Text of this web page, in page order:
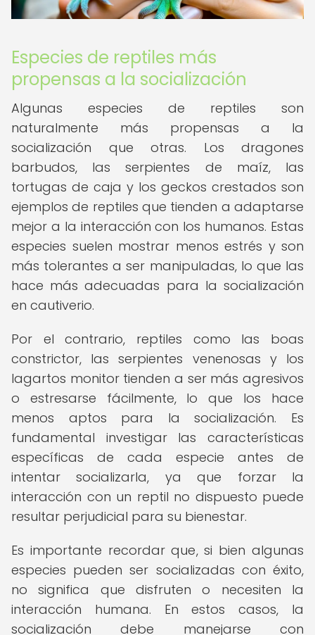
Especies de reptiles más
propensas a la socialización
Algunas especies de reptiles son
naturalmente más propensas a la
socialización que otras. Los dragones
barbudos, las serpientes de maíz, las
tortugas de caja y los geckos crestados son
ejemplos de reptiles que tienden a adaptarse
mejor a la interacción con los humanos. Estas
especies suelen mostrar menos estrés y son
más tolerantes a ser manipuladas, lo que las
hace más adecuadas para la socialización
en cautiverio.
Por el contrario, reptiles como las boas
constrictor, las serpientes venenosas y los
lagartos monitor tienden a ser más agresivos
o estresarse fácilmente, lo que los hace
menos aptos para la socialización. Es
fundamental investigar las características
específicas de cada especie antes de
intentar socializarla, ya que forzar la
interacción con un reptil no dispuesto puede
resultar perjudicial para su bienestar.
Es importante recordar que, si bien algunas
especies pueden ser socializadas con éxito,
no significa que disfruten o necesiten la
interacción humana. En estos casos, la
socialización debe manejarse con